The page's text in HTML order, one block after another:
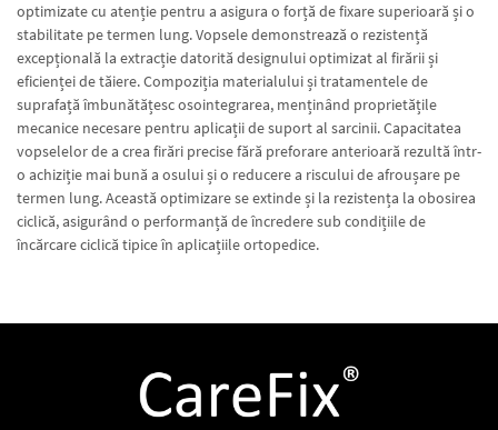
optimizate cu atenție pentru a asigura o forță de fixare superioară și o
stabilitate pe termen lung. Vopsele demonstrează o rezistență
excepțională la extracție datorită designului optimizat al firării și
eficienței de tăiere. Compoziția materialului și tratamentele de
suprafață îmbunătățesc osointegrarea, menținând proprietățile
mecanice necesare pentru aplicații de suport al sarcinii. Capacitatea
vopselelor de a crea firări precise fără preforare anterioară rezultă într-
o achiziție mai bună a osului și o reducere a riscului de afroușare pe
termen lung. Această optimizare se extinde și la rezistența la obosirea
ciclică, asigurând o performanță de încredere sub condițiile de
încărcare ciclică tipice în aplicațiile ortopedice.